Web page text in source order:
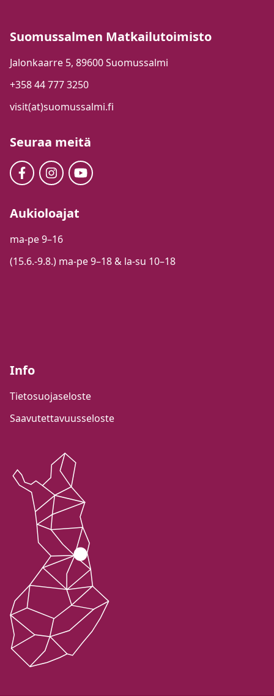
Suomussalmen Matkailutoimisto
Jalonkaarre 5, 89600 Suomussalmi
+358 44 777 3250
visit(at)suomussalmi.fi
Seuraa meitä
Aukioloajat
ma-pe 9–16
(15.6.-9.8.) ma-pe 9–18 & la-su 10–18
Info
Tietosuojaseloste
Saavutettavuusseloste